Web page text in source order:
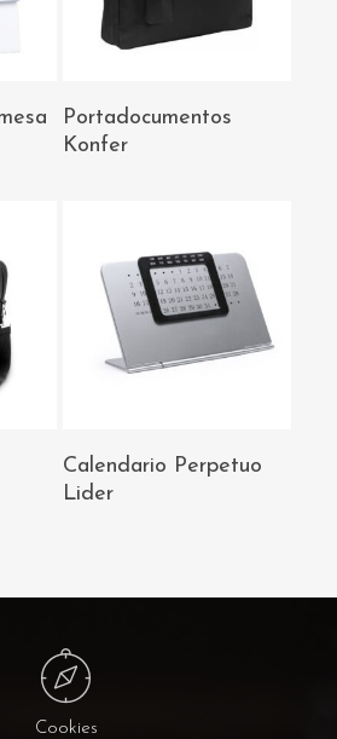
AÑADIR AL
Portadocumentos
Konfer
AÑADIR AL
CARRITO
Calendario Perpetuo
Lider
Cookies